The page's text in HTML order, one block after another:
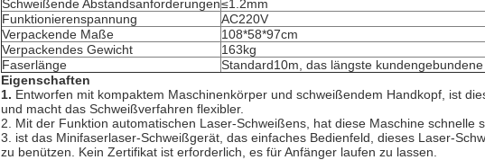
Schweißende Abstandsanforderungen≤1.2mm
Funktionierenspannung
AC220V
Verpackende Maße
108*58*97cm
Verpackendes Gewicht
163kg
Faserlänge
Standard10m, das längste
Eigenschaften
1. Entworfen mit kompaktem Maschinenkörper und schweißendem Handkopf, ist
und macht das Schweißverfahren flexibler.
2. Mit der Funktion automatischen Laser-Schweißens, hat diese Maschine schnelle
3. ist das Minifaserlaser-Schweißgerät, das einfaches Bedienfeld, dieses Laser-
zu benützen. Kein Zertifikat ist erforderlich, es für Anfänger laufen zu lassen.